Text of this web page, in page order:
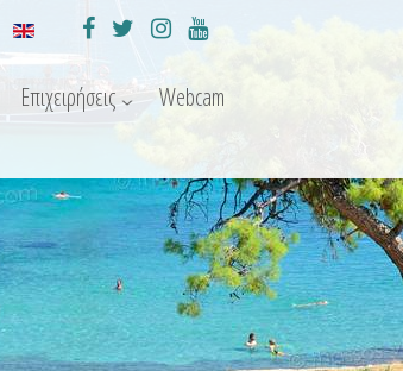
Επιχειρήσεις Webcam